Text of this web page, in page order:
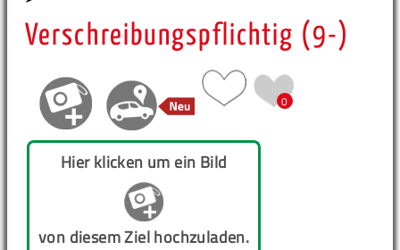
Verschreibungspflichtig (9-)
0
Hier klicken um ein Bild
von diesem Ziel hochzuladen.